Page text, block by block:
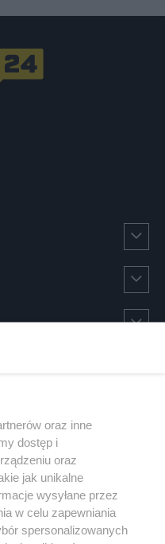
oraz inne
dostęp i
oraz
jak unikalne
wysyłane przez
w celu zapewniania
spersonalizowanych